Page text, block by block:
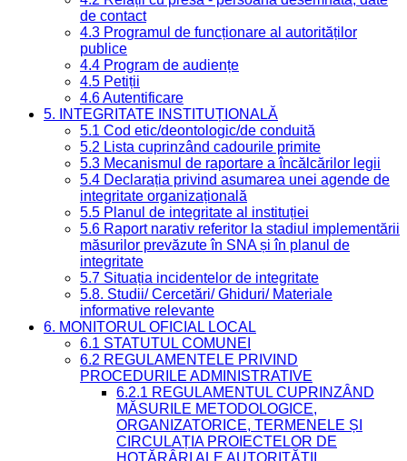
de contact
4.3 Programul de funcționare al autorităților
publice
4.4 Program de audiențe
4.5 Petiții
4.6 Autentificare
5. INTEGRITATE INSTITUȚIONALĂ
5.1 Cod etic/deontologic/de conduită
5.2 Lista cuprinzând cadourile primite
5.3 Mecanismul de raportare a încălcărilor legii
5.4 Declarația privind asumarea unei agende de
integritate organizațională
5.5 Planul de integritate al instituției
5.6 Raport narativ referitor la stadiul implementării
măsurilor prevăzute în SNA și în planul de
integritate
5.7 Situația incidentelor de integritate
5.8. Studii/ Cercetări/ Ghiduri/ Materiale
informative relevante
6. MONITORUL OFICIAL LOCAL
6.1 STATUTUL COMUNEI
6.2 REGULAMENTELE PRIVIND
PROCEDURILE ADMINISTRATIVE
6.2.1 REGULAMENTUL CUPRINZÂND
MĂSURILE METODOLOGICE,
ORGANIZATORICE, TERMENELE ȘI
CIRCULAȚIA PROIECTELOR DE
HOTĂRÂRI ALE AUTORITĂȚII